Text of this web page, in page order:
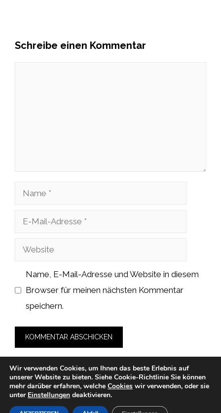
Schreibe einen Kommentar
Name
Adresse
Website
Name, E-Mail-Adresse und Website in diesem
Browser für meinen nächsten Kommentar
speichern.
© 2026 sushihaus-dellbrueck.de -
Wir verwenden Cookies, um Ihnen das beste Erlebnis auf
unserer Website zu bieten. Siehe Cookie-Richtlinie Sie können
mehr darüber erfahren, welche Cookies wir verwenden, oder sie
unter Einstellungen deaktivieren.